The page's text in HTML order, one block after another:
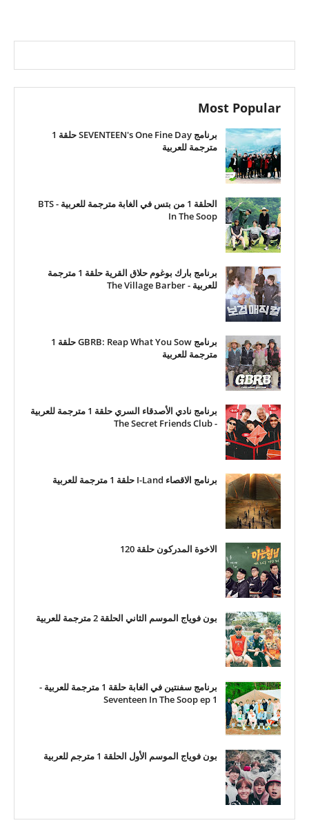
Most Popular
برنامج SEVENTEEN's One Fine Day حلقة 1
مترجمة للعربية
الحلقة 1 من بتس في الغابة مترجمة للعربية - BTS
In The Soop
برنامج بارك بوغوم حلاق القرية حلقة 1 مترجمة
للعربية - The Village Barber
برنامج GBRB: Reap What You Sow حلقة 1
مترجمة للعربية
برنامج نادي الأصدقاء السري حلقة 1 مترجمة للعربية
- The Secret Friends Club
برنامج الاقصاء I-Land حلقة 1 مترجمة للعربية
الاخوة المدركون حلقة 120
بون فوياج الموسم الثاني الحلقة 2 مترجمة للعربية
برنامج سفنتين في الغابة حلقة 1 مترجمة للعربية -
Seventeen In The Soop ep 1
بون فوياج الموسم الأول الحلقة 1 مترجم للعربية